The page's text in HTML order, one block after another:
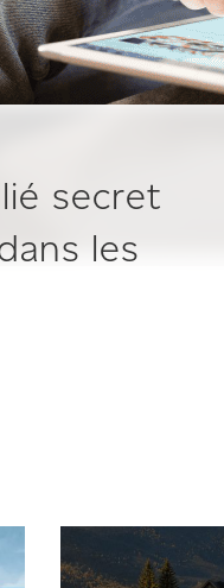
secret
les